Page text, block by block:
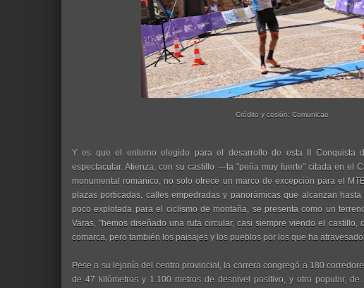
Crédito y cesión: Comunicae
Y es que el entorno elegido para el desarrollo de esta II Conquista
espectacular. Atienza, con su castillo —la "peña muy fuerte" citada en el
monumental románico, no solo ofrece un marco de excepción para el
plazas porticadas, calles empedradas y panorámicas que alcanzan
poco explotada para el ciclismo de montaña, se presenta como un
Varas, "hemos diseñado una ruta circular, casi siempre viendo el
comarca, pero también los paisajes y los pueblos por los que ha
Pese a su lejanía del centro provincial, la carrera congregó a 180
de 47 kilómetros y 1.100 metros de desnivel positivo, y otro popular,